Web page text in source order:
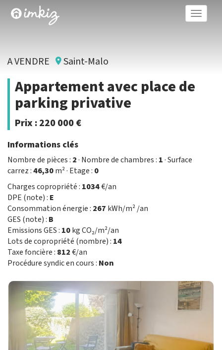
Toggle
A VENDRE Saint-Malo
Appartement avec place de
parking privative
Prix :220 000 €
Informations clés
Nombre de pièces : 2· Nombre de chambres : 1· Surface
carrez :46,30m² · Etage : 0
Charges copropriété : 1034€/an
DPE (note) : E
Consommation énergie : 267 kWh/m² /an
GES (note) : B
Emissions GES : 10kg CO₂/m²/an
Lots de copropriété (nombre) : 14
Taxe foncière : 812€/an
Procédure syndic en cours : Non